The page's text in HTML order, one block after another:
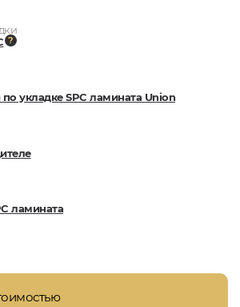
укладке SPC ламината Union
ламината